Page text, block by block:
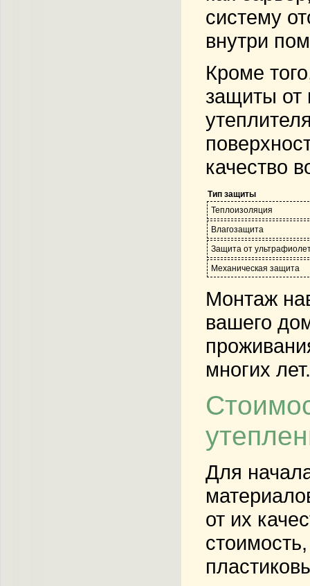
систему
внутри
Кроме
защиты от
качество
Тип защиты
Теплоизоляция
Влагозащита
Защита от
Механическая защита
Монтаж
вашего
многих лет.
Для
от их